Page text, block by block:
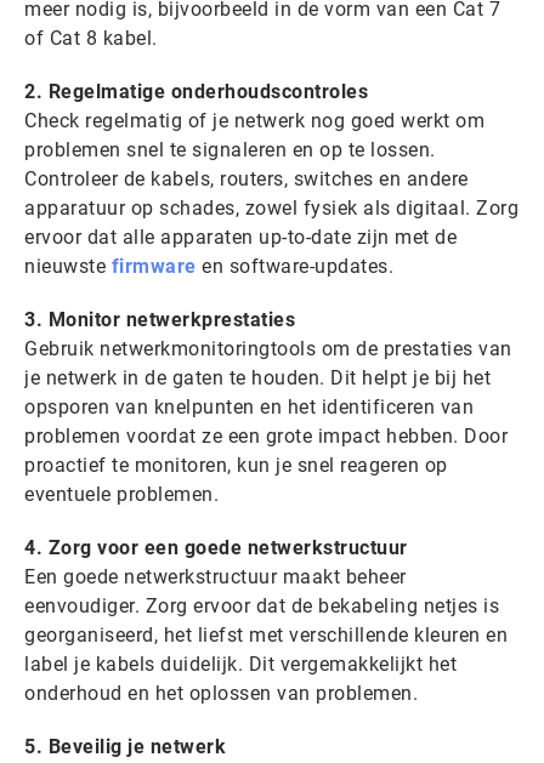
meer nodig is, bijvoorbeeld in de vorm van een Cat 7
of Cat 8 kabel.
2. Regelmatige onderhoudscontroles
Check regelmatig of je netwerk nog goed werkt om
problemen snel te signaleren en op te lossen.
Controleer de kabels, routers, switches en andere
apparatuur op schades, zowel fysiek als digitaal. Zorg
ervoor dat alle apparaten up-to-date zijn met de
nieuwste firmware en software-updates.
3. Monitor netwerkprestaties
Gebruik netwerkmonitoringtools om de prestaties van
je netwerk in de gaten te houden. Dit helpt je bij het
opsporen van knelpunten en het identificeren van
problemen voordat ze een grote impact hebben. Door
proactief te monitoren, kun je snel reageren op
eventuele problemen.
4. Zorg voor een goede netwerkstructuur
Een goede netwerkstructuur maakt beheer
eenvoudiger. Zorg ervoor dat de bekabeling netjes is
georganiseerd, het liefst met verschillende kleuren en
label je kabels duidelijk. Dit vergemakkelijkt het
onderhoud en het oplossen van problemen.
5. Beveilig je netwerk